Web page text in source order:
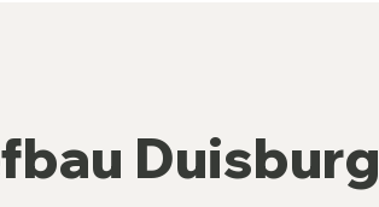
Duisburg